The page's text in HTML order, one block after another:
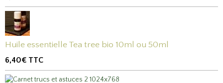
Huile essentielle Tea tree bio 10ml ou 50ml
6,40€ TTC